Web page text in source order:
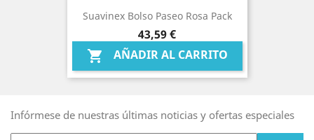
Suavinex Bolso Paseo Rosa Pack
Precio
43,59 €
 AÑADIR AL CARRITO
Infórmese de nuestras últimas noticias y ofertas especiales